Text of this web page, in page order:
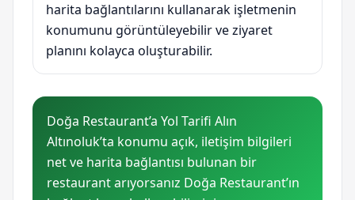
harita bağlantılarını kullanarak işletmenin
konumunu görüntüleyebilir ve ziyaret
planını kolayca oluşturabilir.
Doğa Restaurant’a Yol Tarifi Alın
Altınoluk’ta konumu açık, iletişim bilgileri
net ve harita bağlantısı bulunan bir
restaurant arıyorsanız Doğa Restaurant’ın